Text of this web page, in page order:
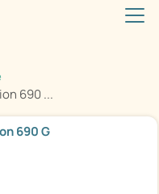
690 ...
690 G